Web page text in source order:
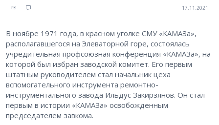
17.11.2021
В ноябре 1971 года, в красном уголке СМУ «КАМАЗа»,
располагавшегося на Элеваторной горе, состоялась
учредительная профсоюзная конференция «КАМАЗа», на
которой был избран заводской комитет. Его первым
штатным руководителем стал начальник цеха
вспомогательного инструмента ремонтно-
инструментального завода Ильдус Закирзянов. Он стал
первым в истории «КАМАЗа» освобожденным
председателем завкома.